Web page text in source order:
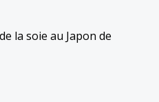
la soie au Japon de